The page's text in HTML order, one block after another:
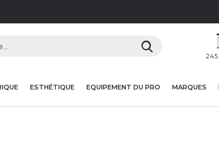
ESTHÉTIQUE EQUIPEMENT DU PRO MARQUES